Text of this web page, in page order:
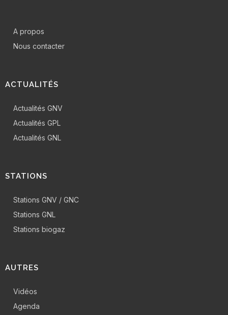
A propos
Nous contacter
ACTUALITÉS
Actualités GNV
Actualités GPL
Actualités GNL
STATIONS
Stations GNV / GNC
Stations GNL
Stations biogaz
AUTRES
Vidéos
Agenda